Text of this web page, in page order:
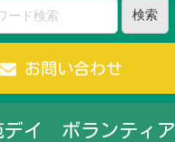
お問い合わせ
デイ ボランティ